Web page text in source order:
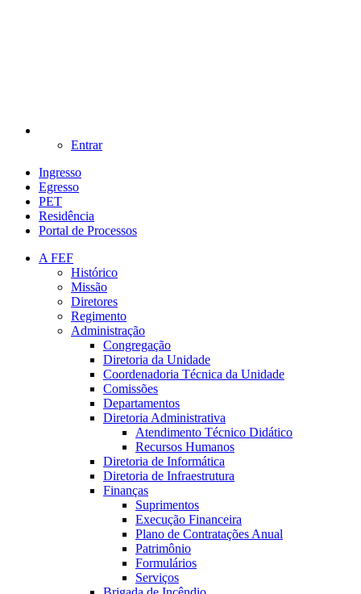
Entrar
Ingresso
Egresso
PET
Residência
Portal de Processos
A FEF
Histórico
Missão
Diretores
Regimento
Administração
Congregação
Diretoria da Unidade
Coordenadoria Técnica da Unidade
Comissões
Departamentos
Diretoria Administrativa
Atendimento Técnico Didático
Recursos Humanos
Diretoria de Informática
Diretoria de Infraestrutura
Finanças
Suprimentos
Execução Financeira
Plano de Contratações Anual
Patrimônio
Formulários
Serviços